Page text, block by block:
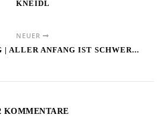
KNEIDL
NEUER
ALLER ANFANG IST SCHWER...
KOMMENTARE